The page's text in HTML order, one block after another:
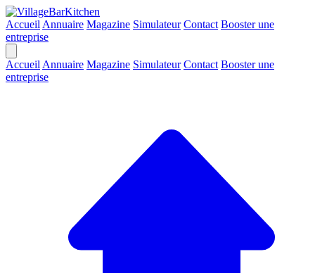
Accueil Annuaire Magazine Simulateur Contact Booster une
entreprise
Accueil Annuaire Magazine Simulateur Contact Booster une
entreprise